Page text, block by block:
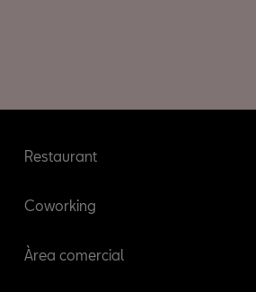
Restaurant
Coworking
Àrea comercial